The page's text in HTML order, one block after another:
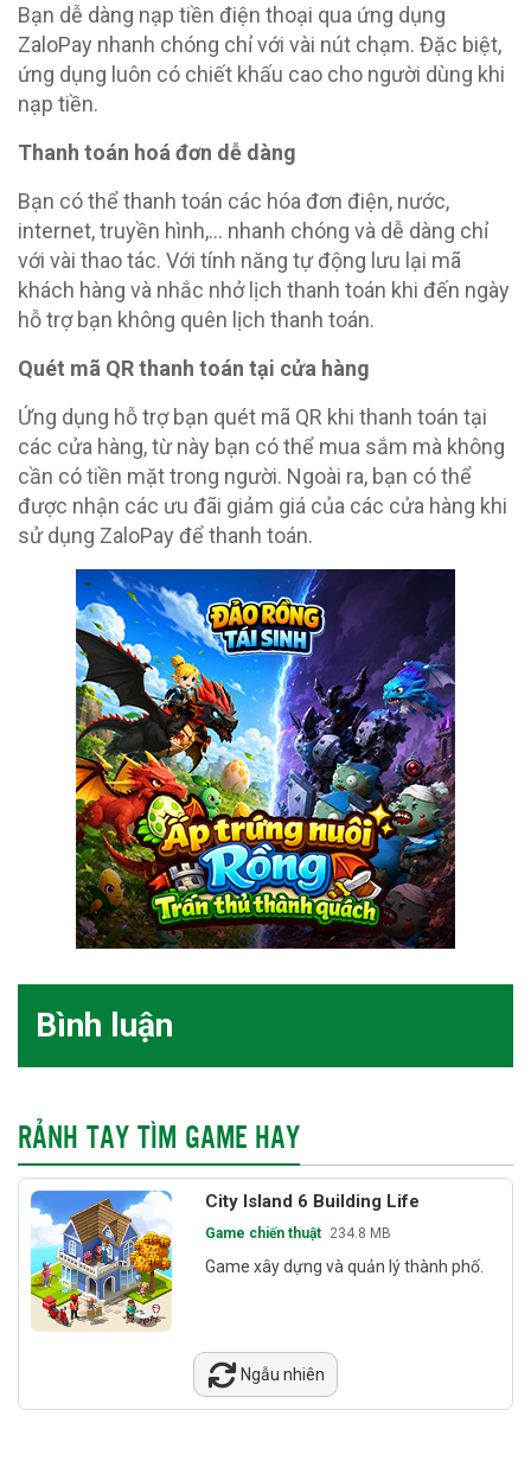
Bạn dễ dàng nạp tiền điện thoại qua ứng dụng
ZaloPay nhanh chóng chỉ với vài nút chạm. Đặc biệt,
ứng dụng luôn có chiết khấu cao cho người dùng khi
nạp tiền.
Thanh toán hoá đơn dễ dàng
Bạn có thể thanh toán các hóa đơn điện, nước,
internet, truyền hình,… nhanh chóng và dễ dàng chỉ
với vài thao tác. Với tính năng tự động lưu lại mã
khách hàng và nhắc nhở lịch thanh toán khi đến ngày
hỗ trợ bạn không quên lịch thanh toán.
Quét mã QR thanh toán tại cửa hàng
Ứng dụng hỗ trợ bạn quét mã QR khi thanh toán tại
các cửa hàng, từ này bạn có thể mua sắm mà không
cần có tiền mặt trong người. Ngoài ra, bạn có thể
được nhận các ưu đãi giảm giá của các cửa hàng khi
sử dụng ZaloPay để thanh toán.
Bình luận
RẢNH TAY TÌM GAME HAY
City Island 6 Building Life
Game chiến thuật 234.8 MB
Game xây dựng và quản lý thành phố.
Ngẫu nhiên